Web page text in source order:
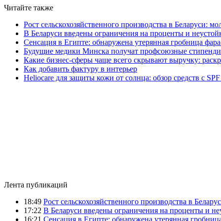
Читайте также
Рост сельскохозяйственного производства в Беларуси:
В Беларуси введены ограничения на проценты и
Сенсация в Египте: обнаружена утерянная гробница
Будущие медики Минска получат профсоюзные
Какие бизнес-сферы чаще всего скрывают выручку:
Как добавить фактуру в интерьер
Heliocare для защиты кожи от солнца: обзор средств с
Лента публикаций
18:49 Рост сельскохозяйственного производства в
17:22 В Беларуси введены ограничения на проценты и
16:21 Сенсация в Египте: обнаружена утерянная